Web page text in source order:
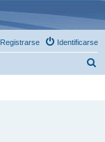
Identificarse
Registrarse